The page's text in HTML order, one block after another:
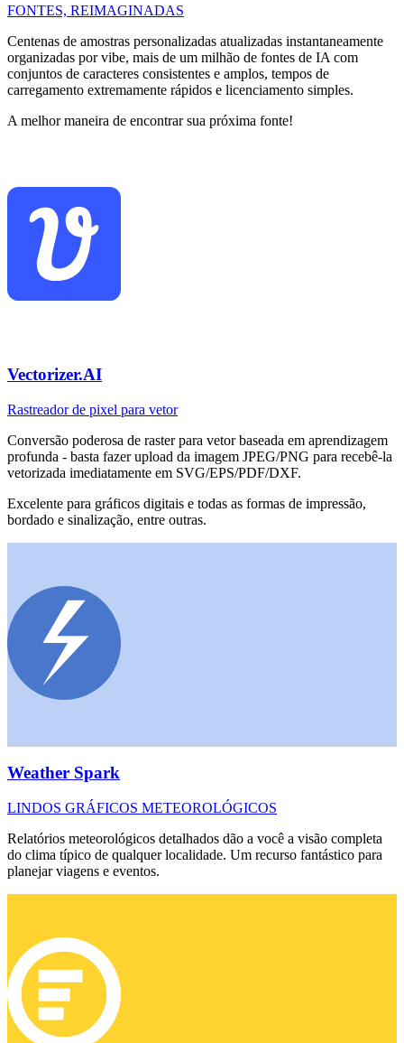
FONTES, REIMAGINADAS
Centenas de amostras personalizadas atualizadas instantaneamente
organizadas por vibe, mais de um milhão de fontes de IA com
conjuntos de caracteres consistentes e amplos, tempos de
carregamento extremamente rápidos e licenciamento simples.
A melhor maneira de encontrar sua próxima fonte!
Vectorizer.AI
Rastreador de pixel para vetor
Conversão poderosa de raster para vetor baseada em aprendizagem
profunda - basta fazer upload da imagem JPEG/PNG para recebê-la
vetorizada imediatamente em SVG/EPS/PDF/DXF.
Excelente para gráficos digitais e todas as formas de impressão,
bordado e sinalização, entre outras.
Weather Spark
LINDOS GRÁFICOS METEOROLÓGICOS
Relatórios meteorológicos detalhados dão a você a visão completa
do clima típico de qualquer localidade. Um recurso fantástico para
planejar viagens e eventos.